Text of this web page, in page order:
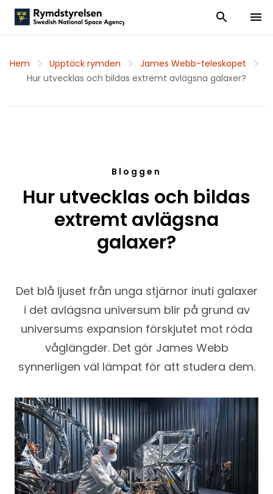
Visa och dölj
Visa
Hem Upptäck rymden
James Webb-teleskopet
Hur utvecklas och bildas extremt avlägsna galaxer?
Bloggen
Hur utvecklas och bildas
extremt avlägsna
galaxer?
Det blå ljuset från unga stjärnor inuti galaxer
i det avlägsna universum blir på grund av
universums expansion förskjutet mot röda
våglängder. Det gör James Webb
synnerligen väl lämpat för att studera dem.